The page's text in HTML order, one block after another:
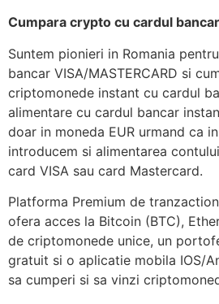
Cumpara crypto cu cardul
Suntem pionieri in Romania
bancar VISA/MASTERCARD si
criptomonede instant cu cardul
alimentare cu cardul bancar
doar in moneda EUR urmand ca
introducem si alimentarea
card VISA sau card Mastercard.
Platforma Premium de
ofera acces la Bitcoin (BTC),
de criptomonede unice, un
gratuit si o aplicatie mobila IOS/
sa cumperi si sa vinzi